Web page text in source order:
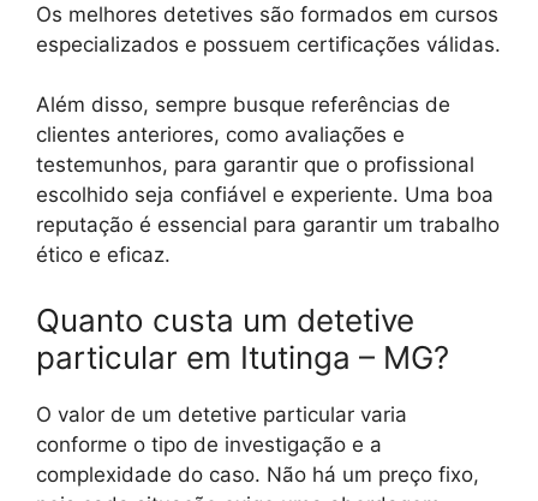
Os melhores detetives são formados em cursos
especializados e possuem certificações válidas.
Além disso, sempre busque referências de
clientes anteriores, como avaliações e
testemunhos, para garantir que o profissional
escolhido seja confiável e experiente. Uma boa
reputação é essencial para garantir um trabalho
ético e eficaz.
Quanto custa um detetive
particular em Itutinga – MG?
O valor de um detetive particular varia
conforme o tipo de investigação e a
complexidade do caso. Não há um preço fixo,